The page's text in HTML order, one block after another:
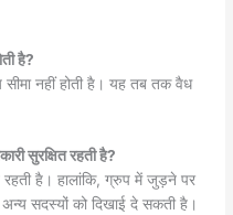
है?
सीमा नहीं होती है। यह तब तक वैध
सुरक्षित रहती है?
रहती है। हालांकि, ग्रुप में जुड़ने पर
सदस्यों को दिखाई दे सकती है।